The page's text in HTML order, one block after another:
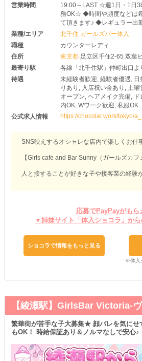
営業時間
19:00～LAST ☆週1日・1日3
務OK☆ ◆時間や頻度などは
て頂きます♪ ◆レギュラー出
業種/エリア
北千住 ガールズバー体入
職種
カウンターレディ
住所
東京都 足立区千住2-65 双葉
最寄り駅
各線「北千住駅」仲町出口よ
待遇
未経験者歓迎, 経験者優遇,
りあり, 入店祝い金あり, 土
オープン, ヘアメイク完備,
内OK, Wワーク歓迎, 私服OK
公式求人情報
https://chocolat.work/tokyo/
SNS映えするオシャレな店内で楽しくお仕
【Girls cafe and Bar Sunny（ガールズカフ
人と接することが好きな子や接客業の経験
シフトは、週1日・1日3時間～勤務可能！
自分の予定に合わせて、出勤することがで
また当店は、年中無休なので『平日だけ』
学生さんやOLさん、Wワークさんでも、無
る職場です！
＊＊＊飲めなくても大丈夫＊＊＊
飲酒の強制はないので、安心してお仕事で
応募でPayPayがもら
▼姉妹サイト「体入ショコラ」か
ショコラで情報をもっと見る
【綾瀬駅】GirlsBar Victoria-
繁華街が苦手な子大募集★ 顔バレを気に
もOK！ 時給保証あり＆ノルマなしで安心♪